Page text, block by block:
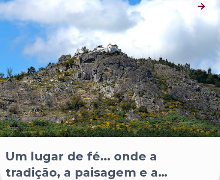
Um lugar de fé... onde a
tradição, a paisagem e a